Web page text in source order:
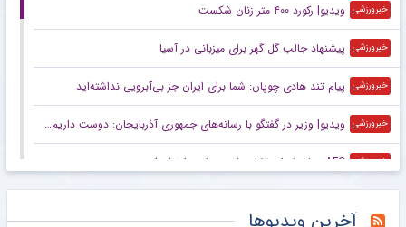
خبرورزشی ویدیو| رکورد ۴۰۰ متر زنان شکست
خبرورزشی پیشنهاد جالب گل گهر برای میزبانی در آسیا
خبرورزشی پیام تند هادی چوپان: شما برای ایران جز بی‌آبرویی نداشته‌اید
خبرورزشی ویدیو| وزیر در گفتگو با رسانه‌های جمهوری آذربایجان: دوست داریم تیم‌های ملی دو کشور بازی برگزار کنند
خبرورزشی AFC پیشنهاد استقلال برای میزبانی را نپذیرفت
آخرین ویدیوها